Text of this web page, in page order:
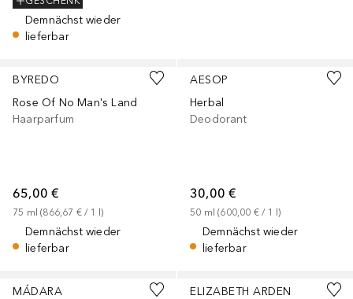
Demnächst wieder
lieferbar
BYREDO
Rose Of No Man's Land
Haarparfum
65,00 €
75 ml (866,67 € / 1 l)
Demnächst wieder
lieferbar
AESOP
Herbal
Deodorant
30,00 €
50 ml (600,00 € / 1 l)
Demnächst wieder
lieferbar
MÁDARA
ELIZABETH ARDEN